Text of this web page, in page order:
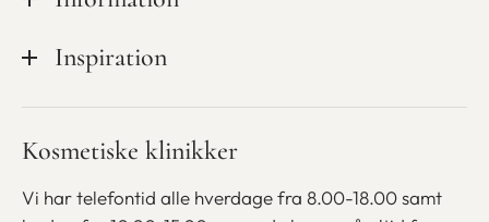
Handelsbetingelser
Udstyr
Finansiering
Bliv kosmetisk sygeplejerske
Inspiration
Medlemsskab
Kosmetiske klinikker
Vi har telefontid alle hverdage fra 8.00-18.00 samt